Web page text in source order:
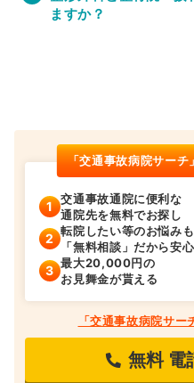
ますか？
「交通事故病院サー
交通事故通院に便利な
通院先を無料でお探し
転院したい等のお悩みも
「無料相談」だから安心
最大20,000円の
お見舞金が貰える
「交通事故病院サ
無料 電